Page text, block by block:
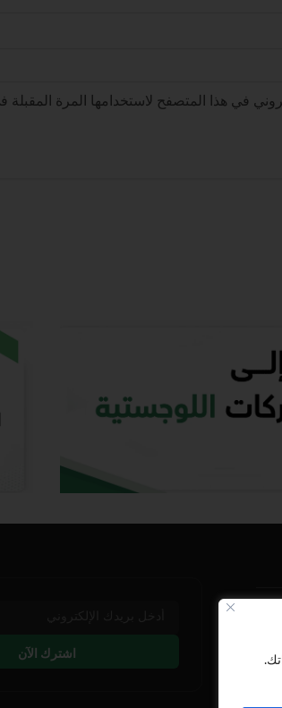
في هذا المتصفح لاستخدامها المرة المقبلة
اشترك الآن